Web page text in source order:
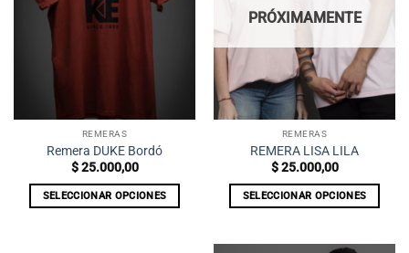
se
pueden
de
producto
se
pueden
elegir
en
la
página
de
REMERAS
Remera DUKE Bordó
$25.000,00
SELECCIONAR OPCIONES
PRÓXIMAMENTE
REMERAS
REMERA LISA LILA
$25.000,00
SELECCIONAR OPCIONES